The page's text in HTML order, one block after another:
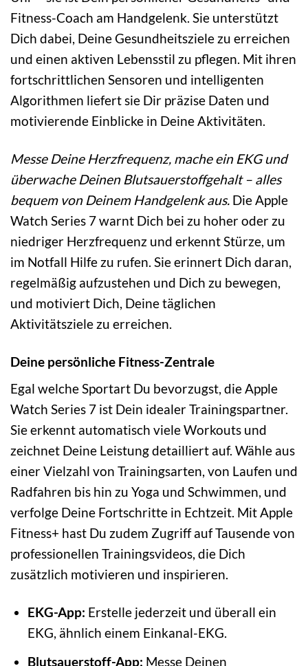
Fitness-Coach am Handgelenk. Sie unterstützt
Dich dabei, Deine Gesundheitsziele zu erreichen
und einen aktiven Lebensstil zu pflegen. Mit ihren
fortschrittlichen Sensoren und intelligenten
Algorithmen liefert sie Dir präzise Daten und
motivierende Einblicke in Deine Aktivitäten.
Messe Deine Herzfrequenz, mache ein EKG und
überwache Deinen Blutsauerstoffgehalt – alles
bequem von Deinem Handgelenk aus. Die Apple
Watch Series 7 warnt Dich bei zu hoher oder zu
niedriger Herzfrequenz und erkennt Stürze, um
im Notfall Hilfe zu rufen. Sie erinnert Dich daran,
regelmäßig aufzustehen und Dich zu bewegen,
und motiviert Dich, Deine täglichen
Aktivitätsziele zu erreichen.
Deine persönliche Fitness-Zentrale
Egal welche Sportart Du bevorzugst, die Apple
Watch Series 7 ist Dein idealer Trainingspartner.
Sie erkennt automatisch viele Workouts und
zeichnet Deine Leistung detailliert auf. Wähle aus
einer Vielzahl von Trainingsarten, von Laufen und
Radfahren bis hin zu Yoga und Schwimmen, und
verfolge Deine Fortschritte in Echtzeit. Mit Apple
Fitness+ hast Du zudem Zugriff auf Tausende von
professionellen Trainingsvideos, die Dich
zusätzlich motivieren und inspirieren.
EKG-App: Erstelle jederzeit und überall ein
EKG, ähnlich einem Einkanal-EKG.
Blutsauerstoff-App: Messe Deinen